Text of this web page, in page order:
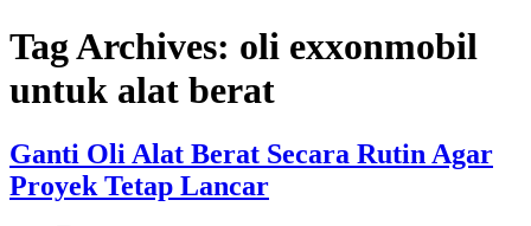
Skip
to
content
Tag Archives: oli exxonmobil
untuk alat berat
Ganti Oli Alat Berat Secara Rutin Agar
Proyek Tetap Lancar